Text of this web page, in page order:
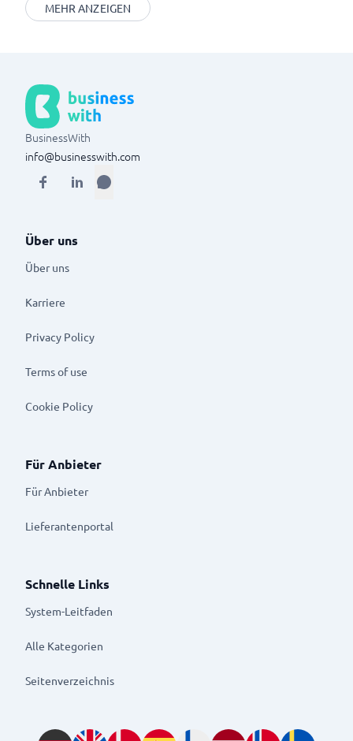
MEHR ANZEIGEN
BusinessWith
info@businesswith.com
Über uns
Über uns
Karriere
Privacy Policy
Terms of use
Cookie Policy
Für Anbieter
Für Anbieter
Lieferantenportal
Schnelle Links
System-Leitfaden
Alle Kategorien
Seitenverzeichnis